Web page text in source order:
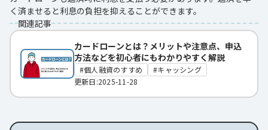
く済ませると利息の負担を抑えることができます。
関連記事
カードローンとは？メリットや注意点、申込
方法などを初心者にもわかりやすく解説
個人融資のすすめ
キャッシング
更新日:2025-11-28